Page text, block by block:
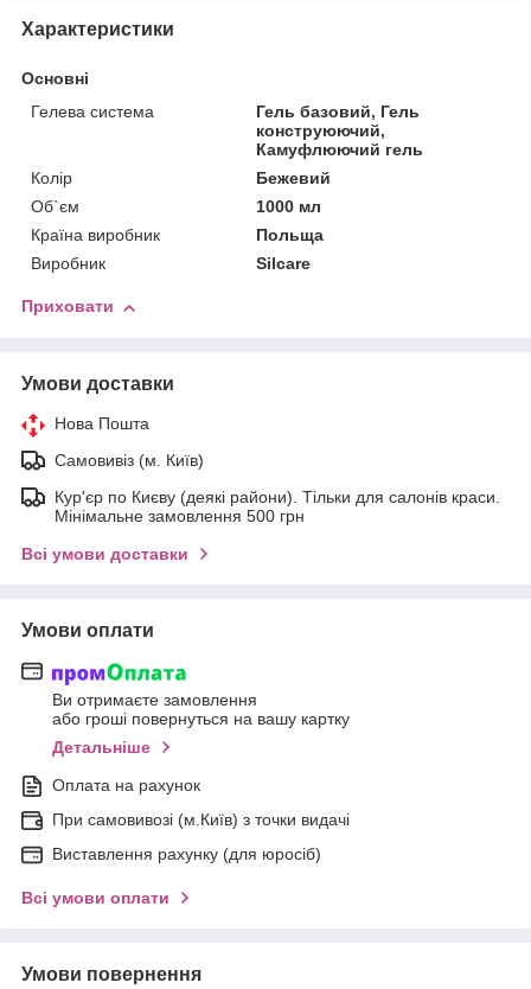
Характеристики
Основні
Гелева система
Гель базовий, Гель
конструюючий,
Камуфлюючий гель
Колір
Бежевий
Об`єм
1000 мл
Країна виробник
Польща
Виробник
Silcare
Приховати
Умови доставки
Нова Пошта
Самовивіз (м. Київ)
Кур'єр по Києву (деякі райони). Тільки для салонів краси.
Мінімальне замовлення 500 грн
Всі умови доставки
Умови оплати
Ви отримаєте замовлення
або гроші повернуться на вашу картку
Детальніше
Оплата на рахунок
При самовивозі (м.Київ) з точки видачі
Виставлення рахунку (для юросіб)
Всі умови оплати
Умови повернення